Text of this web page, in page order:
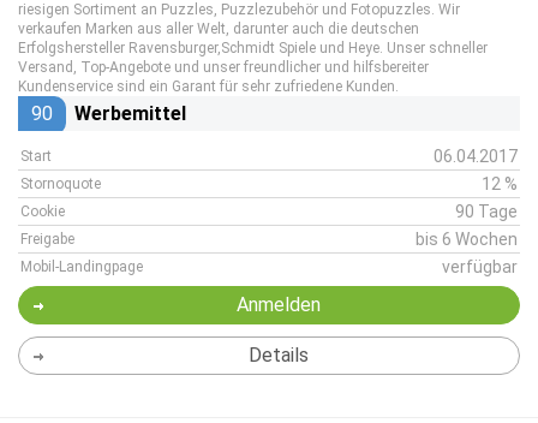
riesigen Sortiment an Puzzles, Puzzlezubehör und Fotopuzzles. Wir
verkaufen Marken aus aller Welt, darunter auch die deutschen
Erfolgshersteller Ravensburger,Schmidt Spiele und Heye. Unser schneller
Versand, Top-Angebote und unser freundlicher und hilfsbereiter
Kundenservice sind ein Garant für sehr zufriedene Kunden.
90 Werbemittel
Start 06.04.2017
Stornoquote 12 %
Cookie 90 Tage
Freigabe bis 6 Wochen
Mobil-Landingpage verfügbar
Anmelden
Details